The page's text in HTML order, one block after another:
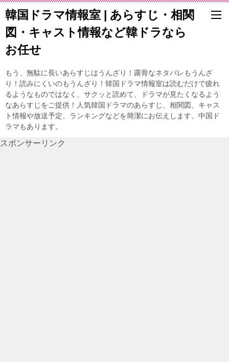
韓国ドラマ情報室 | あらすじ・相関
図・キャスト情報など韓ドラなら
お任せ
もう、無駄に長いあらすじはうんざり！露骨なネタバレもうんざ
り！読みにくいのもうんざり！韓国ドラマ情報室は読むだけで疲れ
るようなものではなく、サクッと読めて、ドラマが見たくなるよう
なあらすじをご提供！人気韓国ドラマのあらすじ、相関図、キャス
ト情報や放送予定、ランキングなどを簡潔にお伝えします。中国ド
ラマもあります。
スポンサーリンク